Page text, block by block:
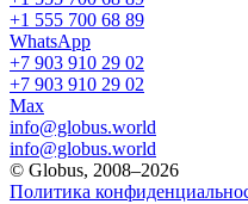
+1 555 700 68 89
WhatsApp
+7 903 910 29 02
+7 903 910 29 02
Max
info@globus.world
info@globus.world
© Globus, 2008–2026
Политика